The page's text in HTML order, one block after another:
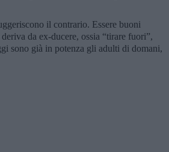
il contrario. Essere buoni
da ex-ducere, ossia “tirare fuori”,
sono già in potenza gli adulti di domani,